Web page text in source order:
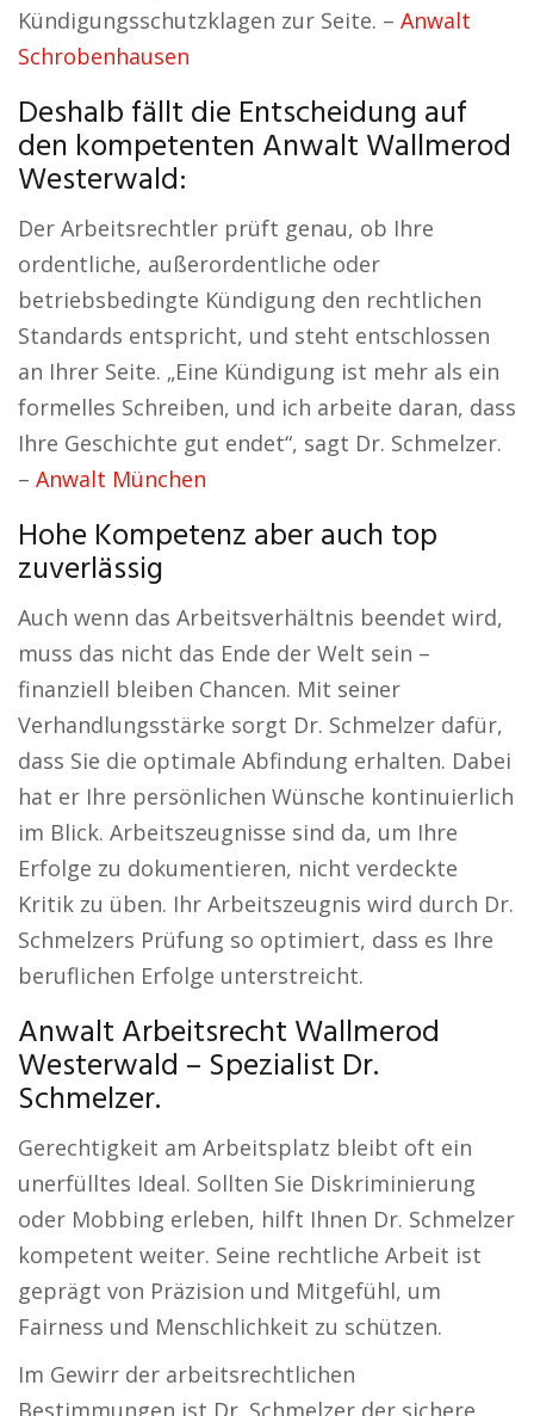
Kündigungsschutzklagen zur Seite. – Anwalt
Schrobenhausen
Deshalb fällt die Entscheidung auf
den kompetenten Anwalt Wallmerod
Westerwald:
Der Arbeitsrechtler prüft genau, ob Ihre
ordentliche, außerordentliche oder
betriebsbedingte Kündigung den rechtlichen
Standards entspricht, und steht entschlossen
an Ihrer Seite. „Eine Kündigung ist mehr als ein
formelles Schreiben, und ich arbeite daran, dass
Ihre Geschichte gut endet“, sagt Dr. Schmelzer.
– Anwalt München
Hohe Kompetenz aber auch top
zuverlässig
Auch wenn das Arbeitsverhältnis beendet wird,
muss das nicht das Ende der Welt sein –
finanziell bleiben Chancen. Mit seiner
Verhandlungsstärke sorgt Dr. Schmelzer dafür,
dass Sie die optimale Abfindung erhalten. Dabei
hat er Ihre persönlichen Wünsche kontinuierlich
im Blick. Arbeitszeugnisse sind da, um Ihre
Erfolge zu dokumentieren, nicht verdeckte
Kritik zu üben. Ihr Arbeitszeugnis wird durch Dr.
Schmelzers Prüfung so optimiert, dass es Ihre
beruflichen Erfolge unterstreicht.
Anwalt Arbeitsrecht Wallmerod
Westerwald – Spezialist Dr.
Schmelzer.
Gerechtigkeit am Arbeitsplatz bleibt oft ein
unerfülltes Ideal. Sollten Sie Diskriminierung
oder Mobbing erleben, hilft Ihnen Dr. Schmelzer
kompetent weiter. Seine rechtliche Arbeit ist
geprägt von Präzision und Mitgefühl, um
Fairness und Menschlichkeit zu schützen.
Im Gewirr der arbeitsrechtlichen
Bestimmungen ist Dr. Schmelzer der sichere